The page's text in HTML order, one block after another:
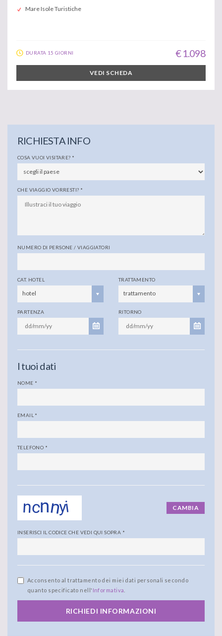
Mare Isole Turistiche
DURATA 15 GIORNI € 1.098
VEDI SCHEDA
RICHIESTA INFO
COSA VUOI VISITARE? *
CHE VIAGGIO VORRESTI? *
NUMERO DI PERSONE / VIAGGIATORI
CAT. HOTEL
hotel
TRATTAMENTO
trattamento
PARTENZA RITORNO
I tuoi dati
NOME *
EMAIL *
TELEFONO *
CAMBIA
INSERISCI IL CODICE CHE VEDI QUI SOPRA *
Acconsento al trattamento dei miei dati personali secondo
quanto specificato nell' Informativa
RICHIEDI INFORMAZIONI